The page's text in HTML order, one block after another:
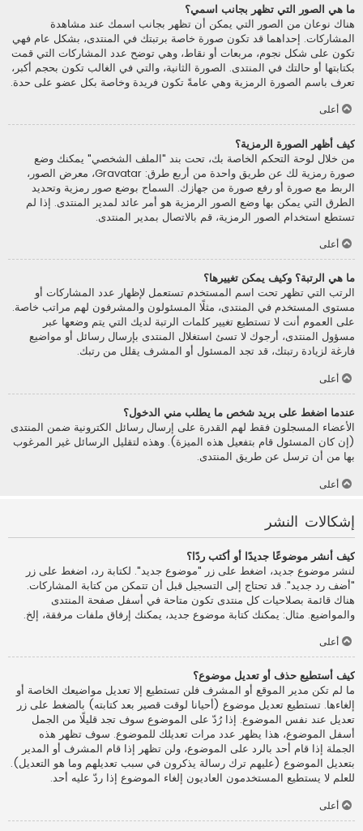
ما هي الصور التي تظهر بجانب اسمي؟
هناك نوعان من الصور التي يمكن أن تظهر بجانب اسمك عند مشاهدة
المشاركات. إحداهما قد تكون صورة خاصة برتبتك في المنتدى، بشكل عام فهي
تكون على شكل نجوم، مربعات أو نقاط، وهي توضح عدد المشاركات التي قمت
بكتابتها أو حالتك في المنتدى. الصورة الثانية، والتي في الغالب تكون بحجم أكبر،
تعرف باسم الصورة الرمزية وهي عامةً تكون فريدة وخاصة بكل عضو على حدة.
أعلى
كيف أظهر الصورة الرمزية؟
من خلال لوحة التحكم الخاصة بك، تحت بند "الملف الشخصي" يمكنك وضع
صورة رمزية لك عن طريق واحدة من أربع طرق: Gravatar، معرض الصور،
الربط مع صورة أو رفع صورة من جهازك. السماح بوضع صور رمزية وتحديد
الطرق التي يمكن بها وضع الصور الرمزية هو أمر عائد لمدير المنتدى. إذا لم
تستطع استخدام الصور الرمزية، قم بالاتصال بمدير المنتدى.
أعلى
ما هي الرتبة؟ وكيف يمكن تغييرها؟
الرتب التي تظهر تحت اسم المستخدم تستعمل لإظهار عدد المشاركات أو
مستوى المستخدم في المنتدى، مثلًا المسئولون والمشرفون لهم مراتب خاصة.
على العموم أنت لا تستطيع تغيير كلمات الرتبة لديك التي يتم وضعها عبر
مسؤول المنتدى، أرجوك لا تسئ استغلال المنتدى بإرسال رسائل أو مواضيع
فارغة لزيادة رتبتك، قد تجد المسئول أو المشرف يقلل من رتبك.
أعلى
عندما اضغط على بريد شخص ما يطلب مني الدخول؟
الأعضاء المسجلون فقط لهم القدرة على إرسال رسائل الكترونية ضمن المنتدى
(إن كان المسئول قام بتفعيل هذه الميزة). وهذه لتقليل الرسائل غير المرغوب
بها من أن ترسل عن طريق المنتدى.
أعلى
إشكالات النشر
كيف أنشر موضوعًا جديدًا أو أكتب ردًا؟
لنشر موضوع جديد، اضغط على زر "موضوع جديد". لكتابة رد، اضغط على زر
"أضف رد جديد". قد تحتاج إلى التسجيل قبل أن تتمكن من كتابة المشاركات.
هناك قائمة بصلاحيات كل منتدى تكون متاحة في أسفل صفحة المنتدى
والمواضيع. مثال: يمكنك كتابة موضوع جديد، يمكنك إرفاق ملفات مرفقة، إلخ.
أعلى
كيف أستطيع حذف أو تعديل موضوع؟
ما لم تكن مدير الموقع أو المشرف فلن تستطيع إلا تعديل مواضيعك الخاصة أو
إلغاءها. تستطيع تعديل موضوع (أحيانا لوقت قصير بعد كتابته) بالضغط على زر
تعديل عند نفس الموضوع. إذا رُدّ على الموضوع سوف تجد قليلًا من الجمل
أسفل الموضوع، هذا يظهر عدد مرات تعديلك للموضوع. سوف تظهر هذه
الجملة إذا قام أحد بالرد على الموضوع، ولن تظهر إذا قام المشرف أو المدير
بتعديل الموضوع (عليهم ترك رسالة يذكرون في سبب تعديلهم وما هو التعديل).
للعلم لا يستطيع المستخدمون العاديون إلغاء الموضوع إذا ردّ عليه أحد.
أعلى